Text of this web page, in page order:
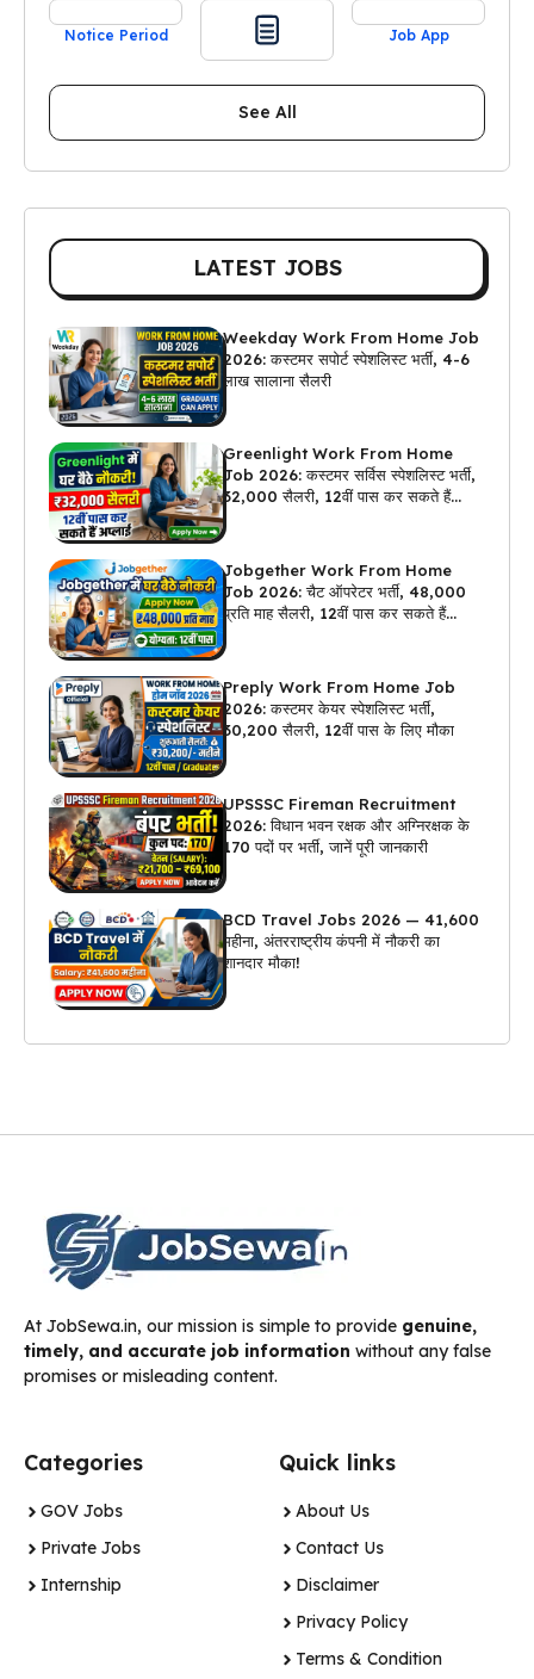
Notice Period Job App
See All
LATEST JOBS
Weekday Work From Home Job
2026: कस्टमर सपोर्ट स्पेशलिस्ट भर्ती, 4-6
लाख सालाना सैलरी
Greenlight Work From Home
Job 2026: कस्टमर सर्विस स्पेशलिस्ट भर्ती,
₹32,000 सैलरी, 12वीं पास कर सकते हैं
Jobgether Work From Home
Job 2026: चैट ऑपरेटर भर्ती, ₹48,000
प्रति माह सैलरी, 12वीं पास कर सकते हैं
Preply Work From Home Job
2026: कस्टमर केयर स्पेशलिस्ट भर्ती,
₹30,200 सैलरी, 12वीं पास के लिए मौका
UPSSSC Fireman Recruitment
2026: विधान भवन रक्षक और अग्निरक्षक के
170 पदों पर भर्ती, जानें पूरी जानकारी
BCD Travel Jobs 2026 — ₹41,600
महीना, अंतरराष्ट्रीय कंपनी में नौकरी का
शानदार मौका!
At JobSewa.in, our mission is simple to provide genuine,
timely, and accurate job information without any false
promises or misleading content.
Categories
GOV Jobs
Private Jobs
Internship
Quick links
About Us
Contact Us
Disclaimer
Privacy Policy
Terms & Condition